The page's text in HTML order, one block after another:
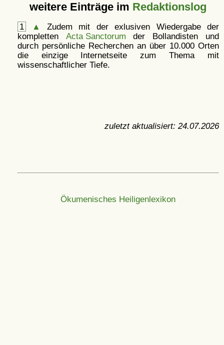
weitere Einträge im Redaktionslog
1 ▲
Zudem mit der exlusiven Wiedergabe der
kompletten Acta Sanctorum der Bollandisten und
durch persönliche Recherchen an über 10.000 Orten
die einzige Internetseite zum Thema mit
wissenschaftlicher Tiefe.
zuletzt aktualisiert: 24.07.2026
Ökumenisches Heiligenlexikon